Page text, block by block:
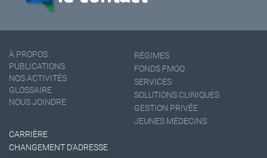
À PROPOS
PUBLICATIONS
NOS ACTIVITÉS
GLOSSAIRE
NOUS JOINDRE
RÉGIMES
FONDS FMOQ
SERVICES
SOLUTIONS CLINIQUES
GESTION PRIVÉE
JEUNES MÉDECINS
CARRIÈRE
CHANGEMENT D'ADRESSE